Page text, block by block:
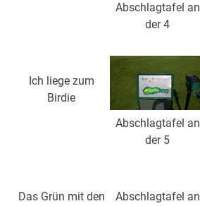
Abschlagtafel an
der 4
Ich liege zum
Birdie
Abschlagtafel an
der 5
Das Grün mit den
Abschlagtafel an